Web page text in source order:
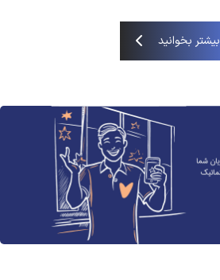
بیشتر بخوانید